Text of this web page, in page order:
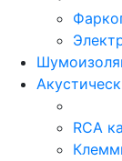
RCA